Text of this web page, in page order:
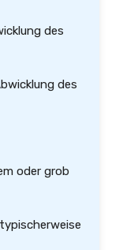
des
des
oder grob